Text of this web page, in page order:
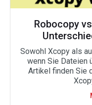
Robocopy
Sowohl Xcopy als
wenn Sie Dateien
Artikel finden Sie